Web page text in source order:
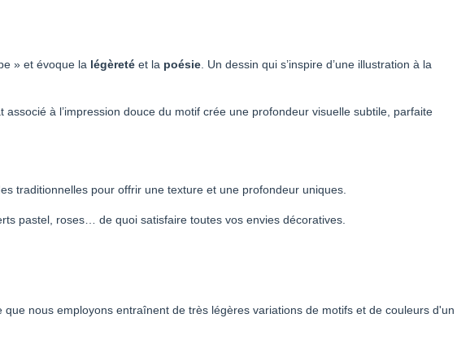
» et évoque la légèreté et la poésie. Un dessin qui s’inspire d’une illustration à la
à l’impression douce du motif crée une profondeur visuelle subtile, parfaite
traditionnelles pour offrir une texture et une profondeur uniques.
pastel, roses… de quoi satisfaire toutes vos envies décoratives.
nous employons entraînent de très légères variations de motifs et de couleurs d'un